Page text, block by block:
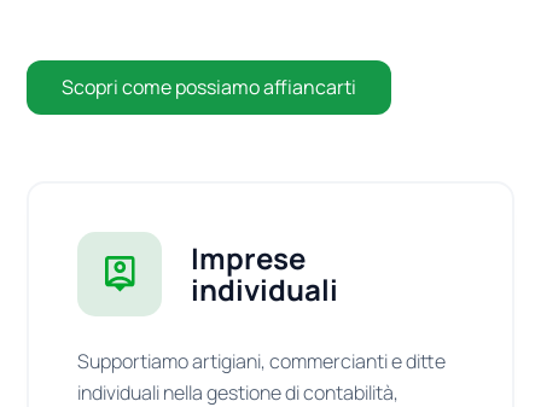
Imprese
individuali
Supportiamo artigiani, commercianti e ditte
individuali nella gestione di contabilità,
Scopri come possiamo affiancarti